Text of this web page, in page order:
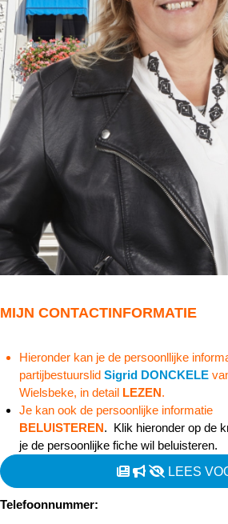
MIJN CONTACTINFORMATIE
Hieronder kan je de persoonllijke
partijbestuurslid Sigrid DONCKELE
Wielsbeke, in detail LEZEN.
Je kan ook de persoonlijke informatie
BELUISTEREN. Klik hieronder op de
je de persoonlijke fiche wil beluisteren.
LEES
Telefoonnummer: